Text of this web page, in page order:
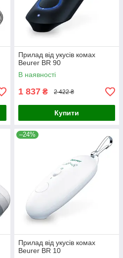
Прилад від укусів комах
Beurer BR 90
В наявності
1 837 ₴ 2 422 ₴
Купити
–24%
Прилад від укусів комах
Beurer BR 10